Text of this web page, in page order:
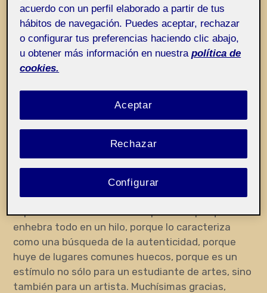
Termina especificando algunas confusiones que
hay que evitar, como la interpretación del cubismo
como «resumen conceptual» o el cambio en los
conceptos de signo y símbolo por la aportación
que, unidos a éste, al que llamagiro lingüístico, se
dan en el arte contemporáneo. Es un artículo que
recorre el arte contemporáneo dando razón
fundamentada de su evolución y, en mi opinión,
del arte pictórico por los aspectos constitutivos
más básicos del propio arte pictórico. Este es un
resumen de un artículo que abre, con llave de oro,
el panorama del arte contemporáneo: porque lo
enhebra todo en un hilo, porque lo caracteriza
como una búsqueda de la autenticidad, porque
huye de lugares comunes huecos, porque es un
estímulo no sólo para un estudiante de artes, sino
también para un artista. Muchísimas gracias,
acuerdo con un perfil elaborado a partir de tus
hábitos de navegación. Puedes aceptar, rechazar
o configurar tus preferencias haciendo clic abajo,
u obtener más información en nuestra política de
cookies.
Rechazar
Aceptar
Configurar